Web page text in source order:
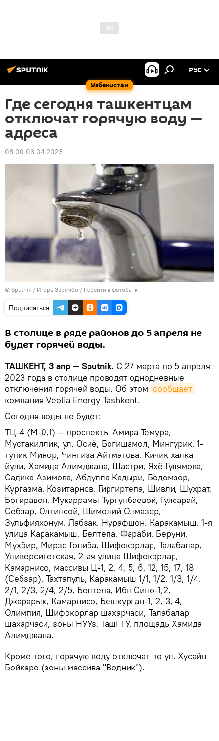
Узбекистан
РУС
Где сегодня ташкентцам
отключат горячую воду —
адреса
08:00 03.04.2023
© Sputnik / Игорь Зарембо / Перейти в фотобанк
Подписаться
В столице в ряде районов до 5 апреля не
будет горячей воды.
ТАШКЕНТ, 3 апр — Sputnik. С 27 марта по 5 апреля
2023 года в столице проводят однодневные
отключения горячей воды. Об этом сообщает
компания Veolia Energy Tashkent.
Сегодня воды не будет:
ТЦ-4 (М-0,1) — проспекты Амира Темура,
Мустакиллик, ул. Осиё, Богишамол, Мингурик, 1-
тупик Минор, Чингиза Айтматова, Кичик халка
йули, Хамида Алимджана, Шастри, Яхё Гулямова,
Садика Азимова, Абдулла Кадыри, Бодомзор,
Кургазма, Козитарнов, Гиргиртепа, Шивли, Шухрат,
Богиравон, Мукаррамы Тургунбаевой, Гулсарай,
Себзар, Олтинсой, Шимолий Олмазор,
Зульфияхонум, Лабзак, Нурафшон, Каракамыш, 1-я
улица Каракамыш, Белтепа, Фараби, Беруни,
Мухбир, Мирзо Голиба, Шифокорлар, Талабалар,
Университетская, 2-ая улица Шифокорлар,
Камарнисо, массивы Ц-1, 2, 4, 5, 6, 12, 15, 17, 18
(Себзар), Тахтапуль, Каракамыш 1/1, 1/2, 1/3, 1/4,
2/1, 2/3, 2/4, 2/5, Белтепа, Ибн Сино-1,2,
Джарарык, Камарнисо, Бешкурган-1, 2, 3, 4,
Олимпия, Шифокорлар шахарчаси, Талабалар
шахарчаси, зоны НУУз, ТашГТУ, площадь Хамида
Алимджана.
Кроме того, горячую воду отключат по ул. Хусайн
Бойкаро (зоны массива "Водник").